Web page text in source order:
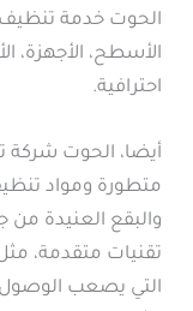
الحوت خدمة
الأسطح، الأجهزة،
احترافية.
أيضا، الحوت
متطورة ومواد
والبقع العنيدة
تقنيات متقدمة،
التي يصعب الوصول